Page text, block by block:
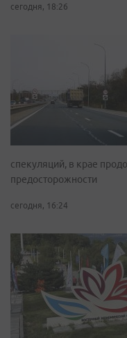
сегодня, 18:26
спекуляций, в крае
предосторожности
сегодня, 16:24